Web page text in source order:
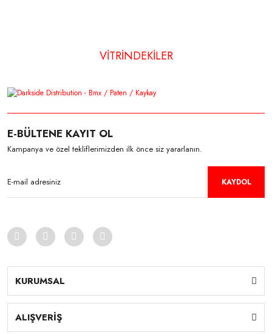
VİTRİNDEKİLER
ROCES
E-BÜLTENE KAYIT OL
Kampanya ve özel tekliflerimizden ilk önce siz yararlanın.
KAYDOL
KURUMSAL
ALIŞVERİŞ